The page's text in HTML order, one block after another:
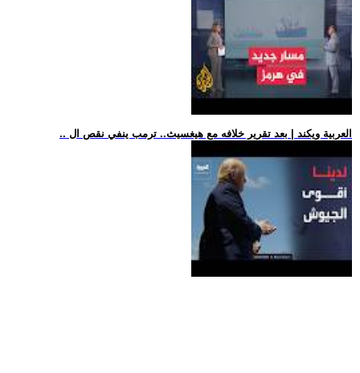
.. العربية ويكند | بعد تقرير خلافه مع هيغسيث.. ترمب ينفي نقص ال